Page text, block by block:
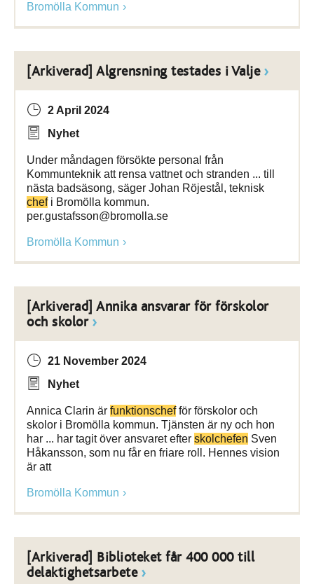
Bromölla Kommun
[Arkiverad] Algrensning testades i Valje
2 April 2024
Nyhet
Under måndagen försökte personal från
Kommunteknik att rensa vattnet och stranden ... till
nästa badsäsong, säger Johan Röjestål, teknisk
chefi Bromölla kommun.
per.gustafsson@bromolla.se
Bromölla Kommun
[Arkiverad] Annika ansvarar för förskolor
och skolor
21 November 2024
Nyhet
Annica Clarin är funktionschefför förskolor och
skolor i Bromölla kommun. Tjänsten är ny och hon
har ... har tagit över ansvaret efter skolchefen Sven
Håkansson, som nu får en friare roll. Hennes vision
är att
Bromölla Kommun
[Arkiverad] Biblioteket får 400 000 till
delaktighetsarbete